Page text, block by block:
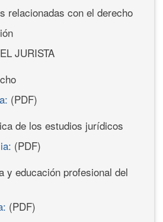
relacionadas con el derecho
JURISTA
(PDF)
de los estudios jurídicos
(PDF)
y educación profesional del
(PDF)